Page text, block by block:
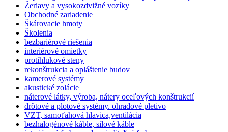
Žeriavy a vysokozdvižné vozíky
Obchodné zariadenie
Škárovacie hmoty
Školenia
bezbariérové riešenia
interiérové omietky
protihlukové steny
rekonštrukcia a opláštenie budov
kamerové systémy
akustické zolácie
náterové látky, výroba, nátery oceľových konštrukcií
drôtové a plotové systémy. ohradové pletivo
VZT, samoťahová hlavica,ventilácia
bezhalogénové káble, silové káble